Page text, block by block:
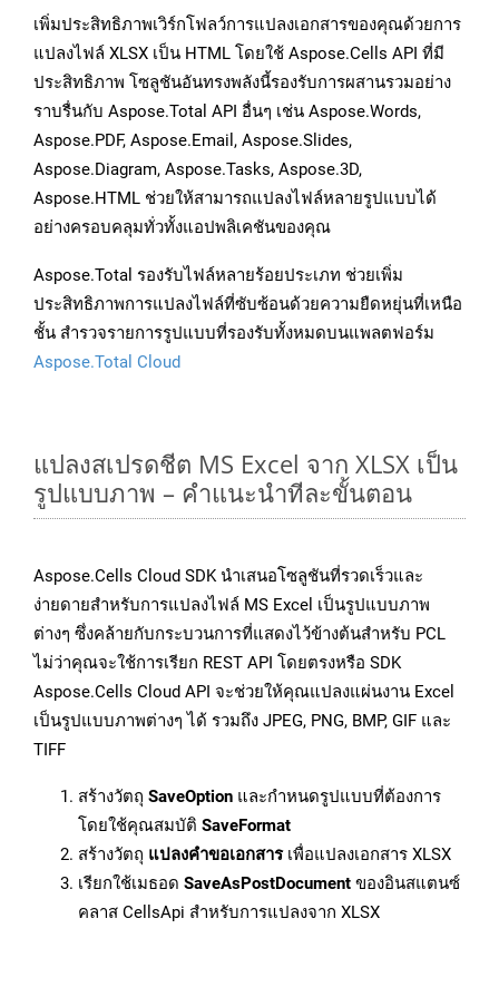
เพิ่มประสิทธิภาพเวิร์กโฟลว์การแปลงเอกสารของคุณด้วยการ
แปลงไฟล์ XLSX เป็น HTML โดยใช้ Aspose.Cells API ที่มี
ประสิทธิภาพ โซลูชันอันทรงพลังนี้รองรับการผสานรวมอย่าง
ราบรื่นกับ Aspose.Total API อื่นๆ เช่น Aspose.Words,
Aspose.PDF, Aspose.Email, Aspose.Slides,
Aspose.Diagram, Aspose.Tasks, Aspose.3D,
Aspose.HTML ช่วยให้สามารถแปลงไฟล์หลายรูปแบบได้
อย่างครอบคลุมทั่วทั้งแอปพลิเคชันของคุณ
Aspose.Total รองรับไฟล์หลายร้อยประเภท ช่วยเพิ่ม
ประสิทธิภาพการแปลงไฟล์ที่ซับซ้อนด้วยความยืดหยุ่นที่เหนือ
ชั้น สำรวจรายการรูปแบบที่รองรับทั้งหมดบนแพลตฟอร์ม
Aspose.Total Cloud
แปลงสเปรดชีต MS Excel จาก XLSX เป็น
รูปแบบภาพ – คำแนะนำทีละขั้นตอน
Aspose.Cells Cloud SDK นำเสนอโซลูชันที่รวดเร็วและ
ง่ายดายสำหรับการแปลงไฟล์ MS Excel เป็นรูปแบบภาพ
ต่างๆ ซึ่งคล้ายกับกระบวนการที่แสดงไว้ข้างต้นสำหรับ PCL
ไม่ว่าคุณจะใช้การเรียก REST API โดยตรงหรือ SDK
Aspose.Cells Cloud API จะช่วยให้คุณแปลงแผ่นงาน Excel
เป็นรูปแบบภาพต่างๆ ได้ รวมถึง JPEG, PNG, BMP, GIF และ
TIFF
สร้างวัตถุ SaveOption และกำหนดรูปแบบที่ต้องการ
โดยใช้คุณสมบัติ SaveFormat
สร้างวัตถุ แปลงคำขอเอกสารเพื่อแปลงเอกสาร XLSX
เรียกใช้เมธอด SaveAsPostDocument ของอินสแตนซ์
คลาส CellsApi สำหรับการแปลงจาก XLSX